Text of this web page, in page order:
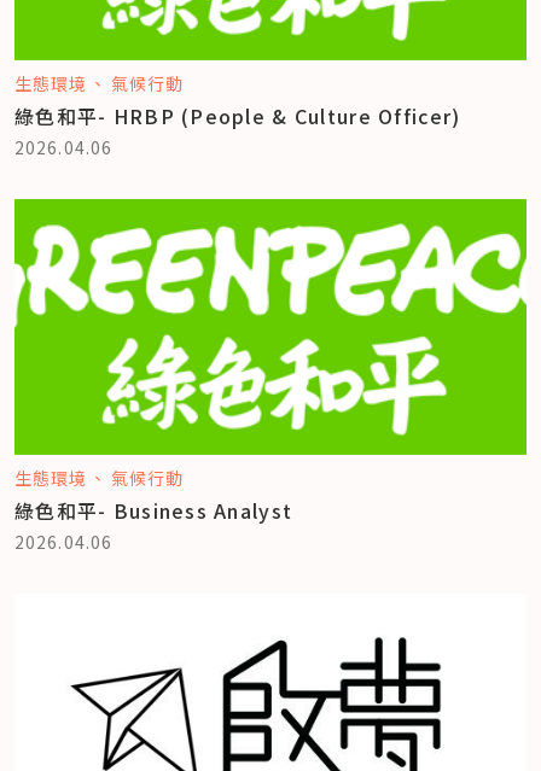
生態環境 氣候行動
綠色和平- HRBP (People & Culture Officer)
2026.04.06
生態環境 氣候行動
綠色和平- Business Analyst
2026.04.06